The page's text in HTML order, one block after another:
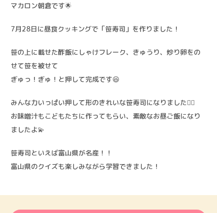
マカロン朝倉です🌟
7月28日に昼食クッキングで「笹寿司」を作りました！
笹の上に載せた酢飯にしゃけフレーク、きゅうり、炒り卵をの
せて笹を被せて
ぎゅっ！ぎゅ！と押して完成です😆
みんな力いっぱい押して形のきれいな笹寿司になりました✌🏻
お味噌汁もこどもたちに作ってもらい、素敵なお昼ご飯になり
ましたよ💫
笹寿司といえば富山県が名産！！
富山県のクイズも楽しみながら学習できました！